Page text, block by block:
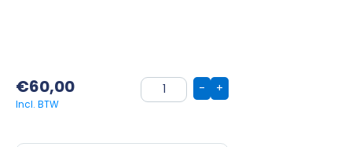
€60,00 +
-